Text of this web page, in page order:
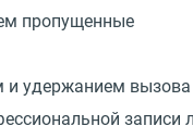
пропущенные
и удержанием вызова
записи